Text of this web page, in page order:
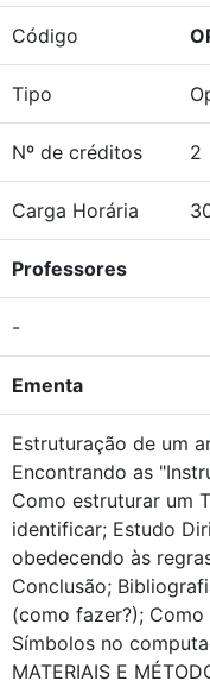
Código
Tipo
Nº de créditos 2
Carga Horária
Professores
-
Ementa
Estruturação de um
Encontrando as
Como estruturar um
identificar; Estudo
obedecendo às
Conclusão;
(como fazer?); Como
Símbolos no
MATERIAIS E